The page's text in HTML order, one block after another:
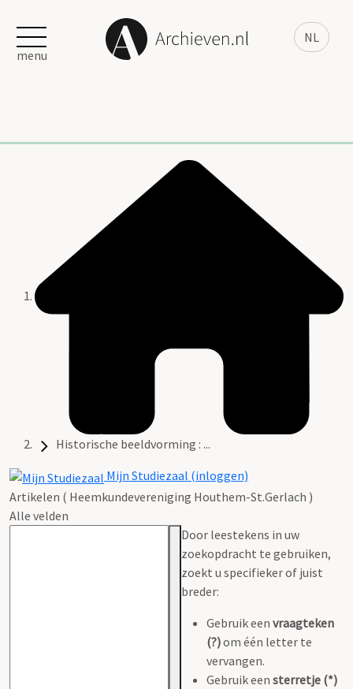
NL
menu
Historische beeldvorming : ...
Mijn Studiezaal (inloggen)
Artikelen ( Heemkundevereniging Houthem-St.Gerlach )
Alle velden
Door leestekens in uw
zoekopdracht te gebruiken,
zoekt u specifieker of juist
breder:
Gebruik een vraagteken
(?)om één letter te
vervangen.
Gebruik een sterretje (*)